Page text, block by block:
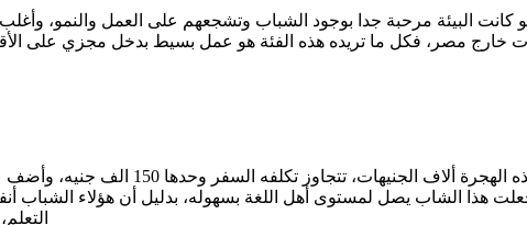
لو كانت البيئة مرحبة جدا بوجود الشباب وتشجعهم على العمل والنمو،
خارج مصر، فكل ما تريده هذه الفئة هو عمل بسيط بدخل مجزي على
بل كل هؤلاء الشباب الذين سافروا هجرة
هذا الشاب يصل لمستوى أهل اللغة بسهوله، بدليل أن هؤلاء الشباب